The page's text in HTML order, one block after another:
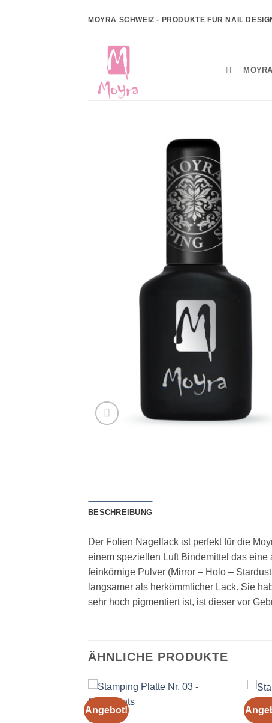
MOYRA SCHWEIZ - PRODUKTE FÜR NAIL
BESCHREIBUNG
Der Folien Nagellack ist perfekt für die
einem speziellen Luft Bindemittel das
feinkörnige Pulver (Mirror – Holo –
langsamer als herkömmlicher Lack. Sie
sehr hoch pigmentiert ist, ist dieser vor
ÄHNLICHE PRODUKTE
Angebot!
STAMPING